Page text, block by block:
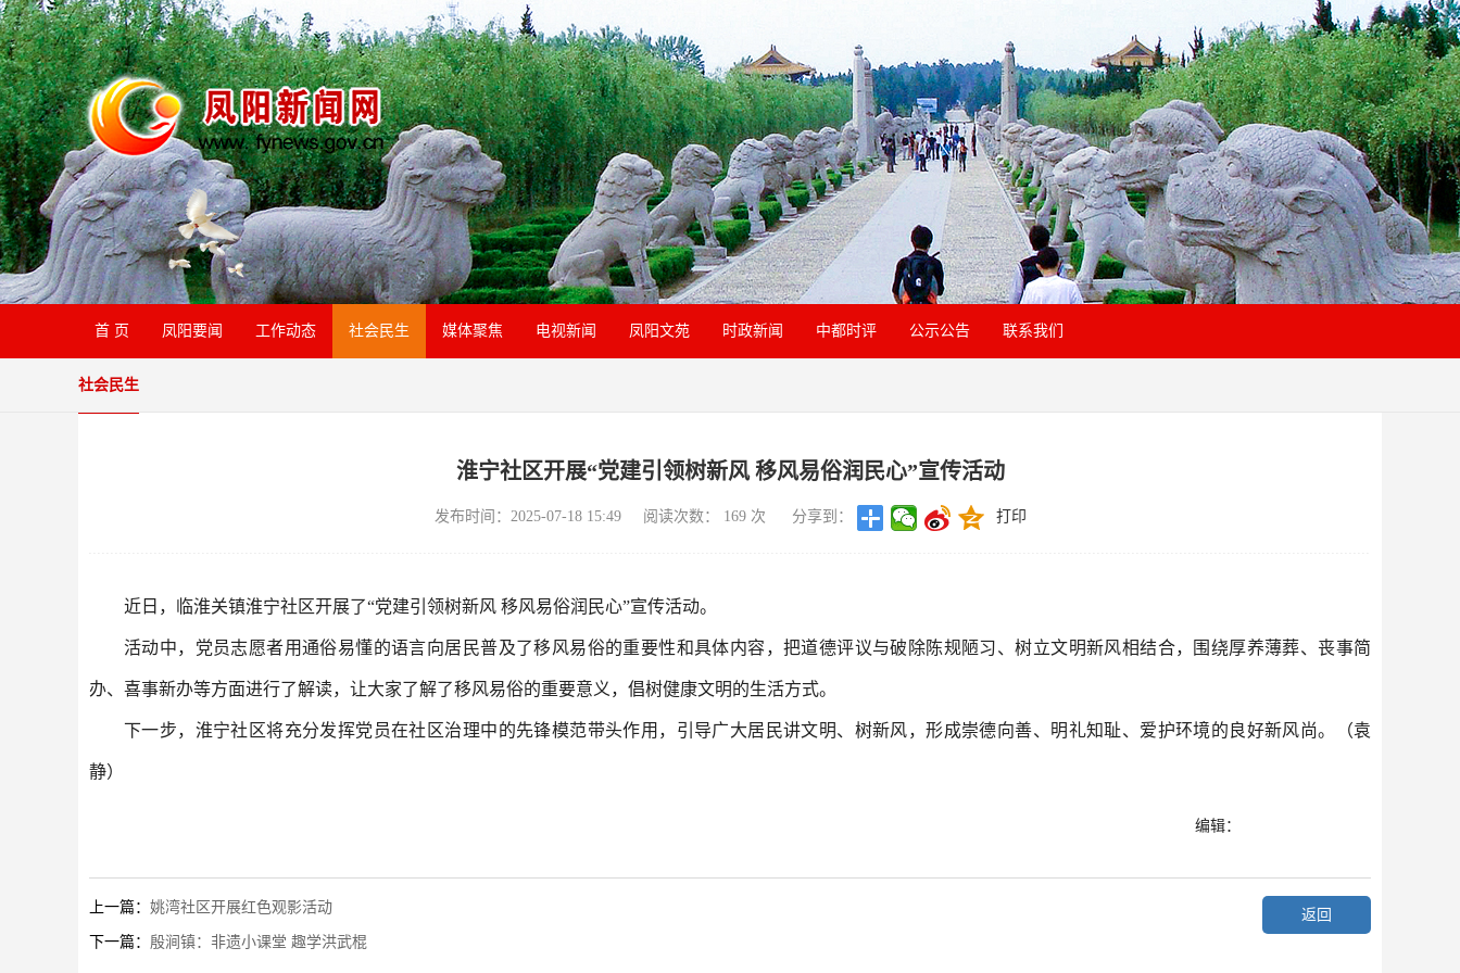
首 页 凤阳要闻 工作动态 社会民生 媒体聚焦 电视新闻 凤阳文苑 时政新闻 中都时评 公示公告 联系我们
社会民生
淮宁社区开展“党建引领树新风 移风易俗润民心”宣传活动
发布时间：2025-07-18 15:49 阅读次数： 169次 分享到： 打印
近日，临淮关镇淮宁社区开展了“党建引领树新风 移风易俗润民心”宣传活动。
活动中，党员志愿者用通俗易懂的语言向居民普及了移风易俗的重要性和具体内容，把道德评议与破除陈规陋习、树立文明新风相结合，围绕厚养薄葬、丧事简
办、喜事新办等方面进行了解读，让大家了解了移风易俗的重要意义，倡树健康文明的生活方式。
下一步，淮宁社区将充分发挥党员在社区治理中的先锋模范带头作用，引导广大居民讲文明、树新风，形成崇德向善、明礼知耻、爱护环境的良好新风尚。（袁
静）
编辑：
返回
上一篇： 姚湾社区开展红色观影活动
下一篇： 殷涧镇：非遗小课堂 趣学洪武棍